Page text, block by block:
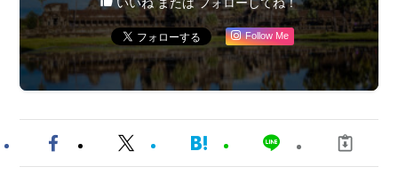
いいね または フォローしてね！
Follow Me